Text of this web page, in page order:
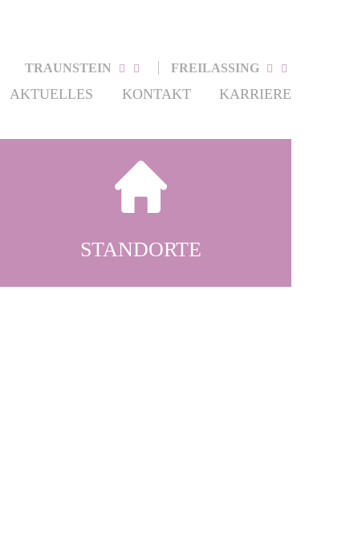
TRAUNSTEIN FREILASSING
AKTUELLES KONTAKT KARRIERE
STANDORTE